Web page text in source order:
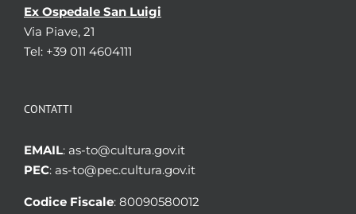
Ex Ospedale San Luigi
Via Piave, 21
Tel: +39 011 4604111
CONTATTI
EMAIL: as-to@cultura.gov.it
PEC: as-to@pec.cultura.gov.it
Codice Fiscale: 80090580012